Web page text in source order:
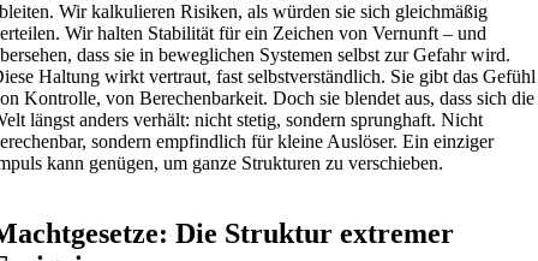
Wir kalkulieren Risiken, als würden sie sich gleichmäßig
Wir halten Stabilität für ein Zeichen von Vernunft – und
dass sie in beweglichen Systemen selbst zur Gefahr wird.
Haltung wirkt vertraut, fast selbstverständlich. Sie gibt das Gefühl
Kontrolle, von Berechenbarkeit. Doch sie blendet aus, dass sich die
längst anders verhält: nicht stetig, sondern sprunghaft. Nicht
sondern empfindlich für kleine Auslöser. Ein einziger
kann genügen, um ganze Strukturen zu verschieben.
Die Struktur extremer